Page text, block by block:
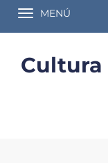
Toggle navigation
MENÚ
Cultura